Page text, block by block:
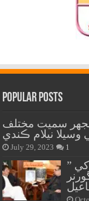
Popular Posts
سميت مختلف
نيلام ڪندي
July 29, 2023 1
” فرزند ڪراچي لياقت علي خان کي